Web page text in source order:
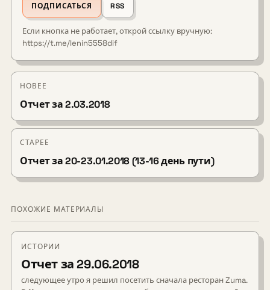
ПОДПИСАТЬСЯ RSS
Если кнопка не работает, открой ссылку вручную:
https://t.me/lenin5558dif
НОВЕЕ
Отчет за 2.03.2018
СТАРЕЕ
Отчет за 20-23.01.2018 (13-16 день пути)
ПОХОЖИЕ МАТЕРИАЛЫ
ИСТОРИИ
Отчет за 29.06.2018
следующее утро я решил посетить сначала ресторан Zuma.